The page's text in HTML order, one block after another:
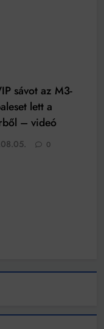
sávot az M3-
lett a
– videó
0